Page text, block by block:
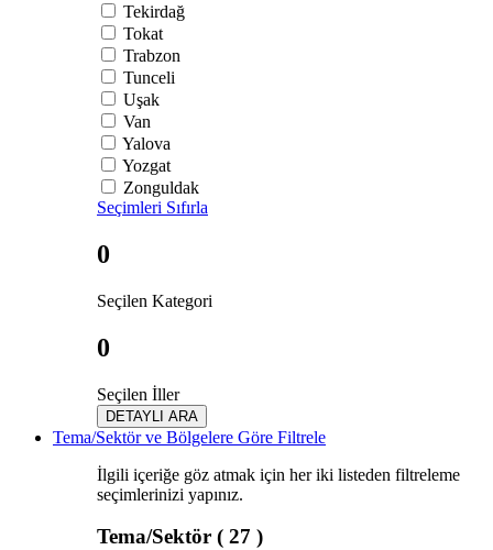
Tekirdağ
Tokat
Trabzon
Tunceli
Uşak
Van
Yalova
Yozgat
Zonguldak
Seçimleri Sıfırla
0
Seçilen Kategori
0
Seçilen İller
DETAYLI ARA
Tema/Sektör ve Bölgelere Göre Filtrele
İlgili içeriğe göz atmak için her iki listeden filtreleme
seçimlerinizi yapınız.
Tema/Sektör ( 27 )